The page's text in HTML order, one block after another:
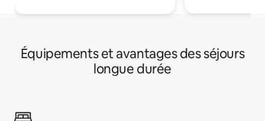
Équipements et avantages des séjours
longue durée